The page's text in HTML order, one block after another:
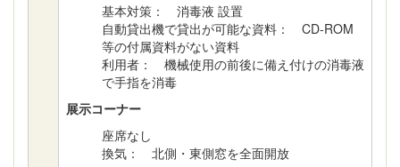
基本対策： 消毒液 設置
自動貸出機で貸出が可能な資料： CD-ROM
等の付属資料がない資料
利用者： 機械使用の前後に備え付けの消毒液
で手指を消毒
展示コーナー
座席なし
換気： 北側・東側窓を全面開放